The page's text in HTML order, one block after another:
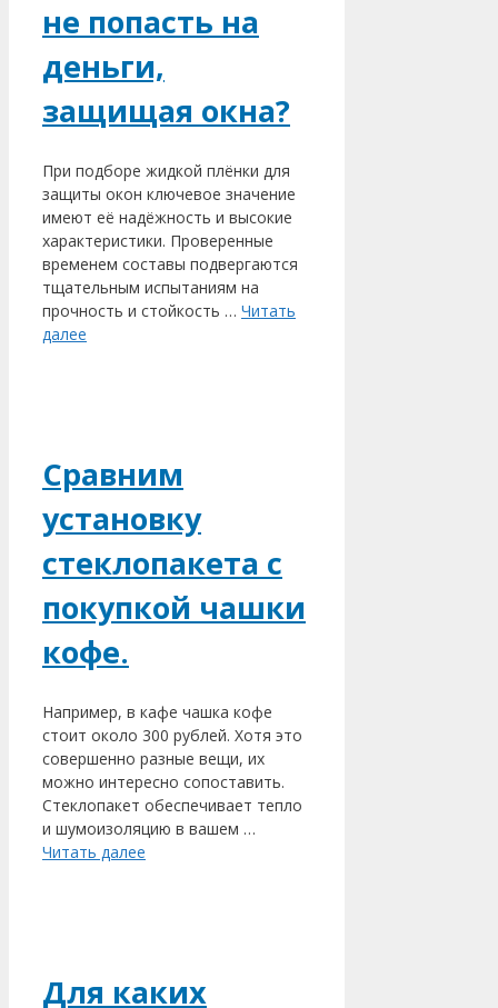
не попасть на
деньги,
защищая окна?
При подборе жидкой плёнки для
защиты окон ключевое значение
имеют её надёжность и высокие
характеристики. Проверенные
временем составы подвергаются
тщательным испытаниям на
прочность и стойкость … Читать
далее
Сравним
установку
стеклопакета с
покупкой чашки
кофе.
Например, в кафе чашка кофе
стоит около 300 рублей. Хотя это
совершенно разные вещи, их
можно интересно сопоставить.
Стеклопакет обеспечивает тепло
и шумоизоляцию в вашем …
Читать далее
Для каких